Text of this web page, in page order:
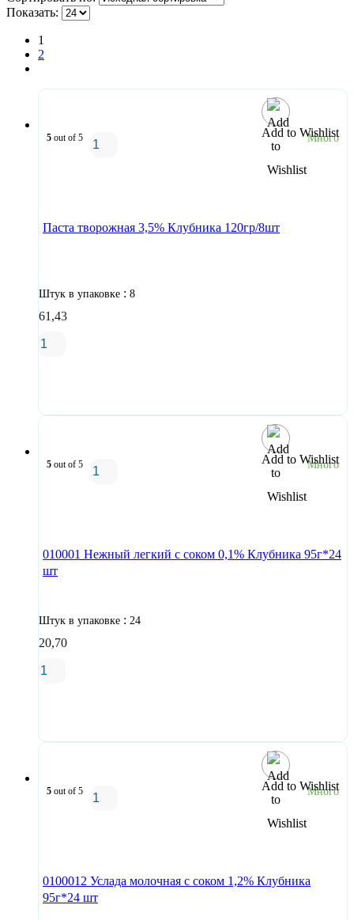
Показать:
1
2
Add to Wishlist
5 out of 5 Много
Паста творожная 3,5% Клубника 120гр/8шт
Штук в упаковке : 8
61,43
Add to Wishlist
5 out of 5 Много
010001 Нежный легкий с соком 0,1% Клубника 95г*24
шт
Штук в упаковке : 24
20,70
Add to Wishlist
5 out of 5 Много
0100012 Услада молочная с соком 1,2% Клубника
95г*24 шт